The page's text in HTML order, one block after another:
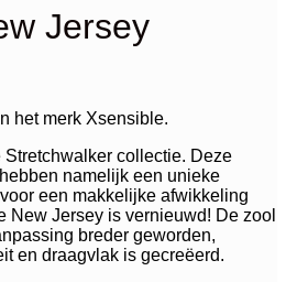
Jersey
het merk Xsensible.
collectie. Deze
namelijk een unieke
een makkelijke afwikkeling
New Jersey is vernieuwd! De zool
breder geworden,
en draagvlak is gecreëerd.